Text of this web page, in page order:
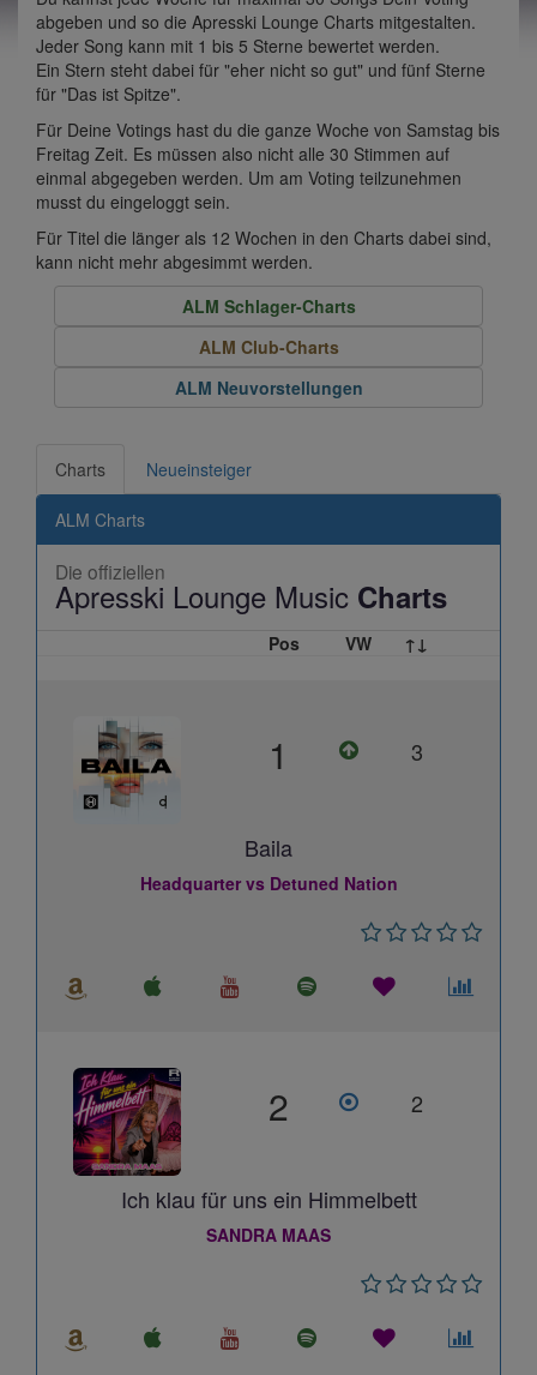
abgeben und so die Apresski Lounge Charts mitgestalten.
Jeder Song kann mit 1 bis 5 Sterne bewertet werden.
Ein Stern steht dabei für "eher nicht so gut" und fünf Sterne
für "Das ist Spitze".
Für Deine Votings hast du die ganze Woche von Samstag bis
Freitag Zeit. Es müssen also nicht alle 30 Stimmen auf
einmal abgegeben werden. Um am Voting teilzunehmen
musst du eingeloggt sein.
Für Titel die länger als 12 Wochen in den Charts dabei sind,
kann nicht mehr abgesimmt werden.
ALM Schlager-Charts
ALM Club-Charts
ALM Neuvorstellungen
Charts Neueinsteiger
ALM Charts
Die offiziellen
Apresski Lounge Music Charts
Pos VW ↑↓
1 3
Baila
Headquarter vs Detuned Nation
2 2
Ich klau für uns ein Himmelbett
SANDRA MAAS